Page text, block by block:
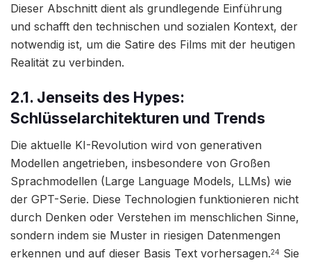
Dieser Abschnitt dient als grundlegende Einführung
und schafft den technischen und sozialen Kontext, der
notwendig ist, um die Satire des Films mit der heutigen
Realität zu verbinden.
2.1. Jenseits des Hypes:
Schlüsselarchitekturen und Trends
Die aktuelle KI-Revolution wird von generativen
Modellen angetrieben, insbesondere von Großen
Sprachmodellen (Large Language Models, LLMs) wie
der GPT-Serie. Diese Technologien funktionieren nicht
durch Denken oder Verstehen im menschlichen Sinne,
sondern indem sie Muster in riesigen Datenmengen
erkennen und auf dieser Basis Text vorhersagen.24 Sie